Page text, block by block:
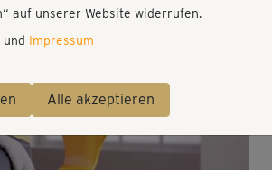
auf unserer Website widerrufen.
und Impressum
Alle akzeptieren